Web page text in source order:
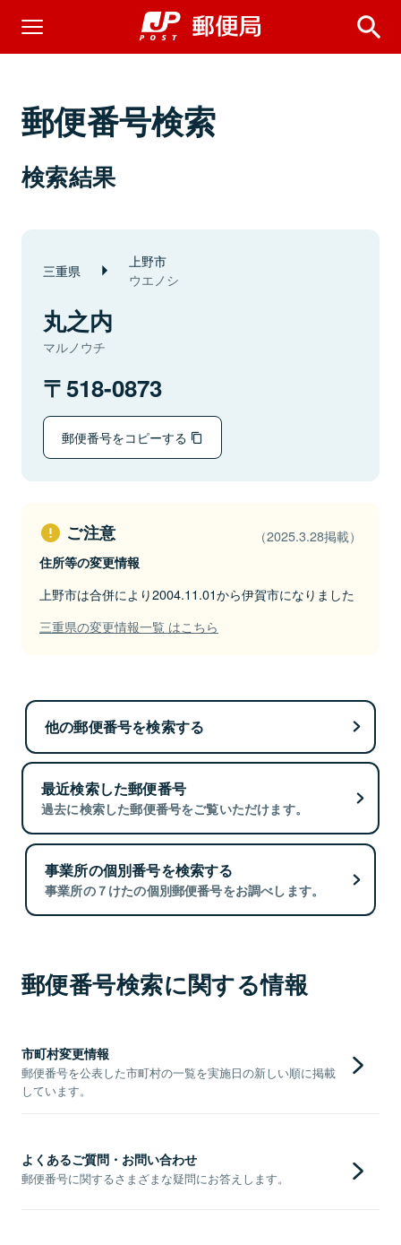
郵便番号検索
検索結果
三重県 上野市
ウエノシ
丸之内
マルノウチ
518-0873
郵便番号をコピーする
ご注意 （2025.3.28掲載）
住所等の変更情報
上野市は合併により2004.11.01から伊賀市になりました
三重県の変更情報一覧 はこちら
他の郵便番号を検索する
最近検索した郵便番号
過去に検索した郵便番号をご覧いただけます。
事業所の個別番号を検索する
事業所の７けたの個別郵便番号をお調べします。
郵便番号検索に関する情報
市町村変更情報
郵便番号を公表した市町村の一覧を実施日の新しい順に掲載
しています。
よくあるご質問・お問い合わせ
郵便番号に関するさまざまな疑問にお答えします。